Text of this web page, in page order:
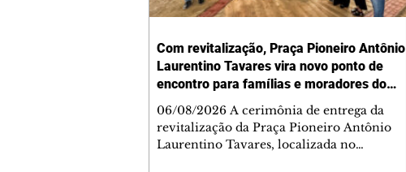
Com revitalização, Praça Pioneiro Antônio
Laurentino Tavares vira novo ponto de
encontro para famílias e moradores do
06/08/2026 A cerimônia de entrega da
revitalização da Praça Pioneiro Antônio
Laurentino Tavares, localizada no